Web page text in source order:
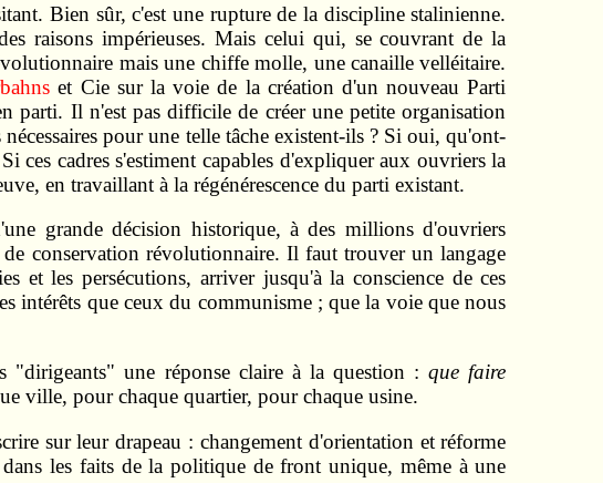
Bien sûr, c'est une rupture de la discipline stalinienne.
raisons impérieuses. Mais celui qui, se couvrant de la
mais une chiffe molle, une canaille velléitaire.
et Cie sur la voie de la création d'un nouveau Parti
parti. Il n'est pas difficile de créer une petite organisation
pour une telle tâche existent-ils ? Si oui, qu'ont-
cadres s'estiment capables d'expliquer aux ouvriers la
en travaillant à la régénérescence du parti existant.
grande décision historique, à des millions d'ouvriers
conservation révolutionnaire. Il faut trouver un langage
et les persécutions, arriver jusqu'à la conscience de ces
intérêts que ceux du communisme ; que la voie que nous
"dirigeants" une réponse claire à la question :que faire
ville, pour chaque quartier, pour chaque usine.
sur leur drapeau : changement d'orientation et réforme
les faits de la politique de front unique, même à une